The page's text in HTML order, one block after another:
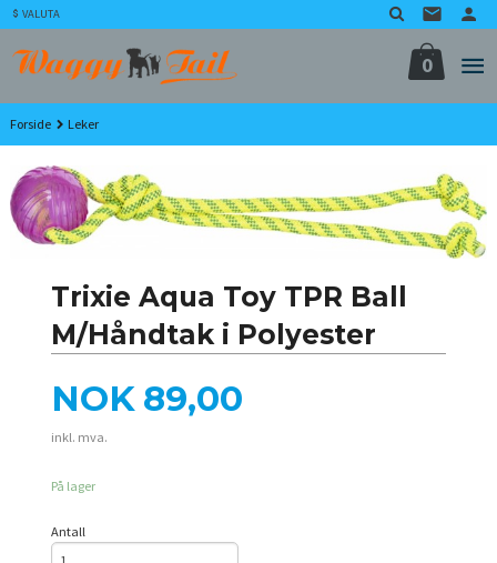
Gå
til
innholdet
VALUTA
0
Forside Leker
Trixie Aqua Toy TPR Ball
M/Håndtak i Polyester
Pris
NOK 89,00
inkl. mva.
På lager
Antall